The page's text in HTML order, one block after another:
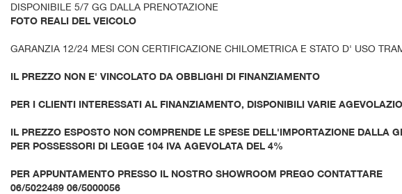
DISPONIBILE 5/7 GG DALLA PRENOTAZIONE
FOTO REALI DEL VEICOLO
GARANZIA 12/24 MESI CON CERTIFICAZIONE CHILOMETRICA E STATO D' USO
IL PREZZO NON E' VINCOLATO DA OBBLIGHI DI FINANZIAMENTO
PER I CLIENTI INTERESSATI AL FINANZIAMENTO, DISPONIBILI VARIE
IL PREZZO ESPOSTO NON COMPRENDE LE SPESE DELL'IMPORTAZIONE DALLA
PER POSSESSORI DI LEGGE 104 IVA AGEVOLATA DEL 4%
PER APPUNTAMENTO PRESSO IL NOSTRO SHOWROOM PREGO CONTATTARE
06/5022489 06/5000056